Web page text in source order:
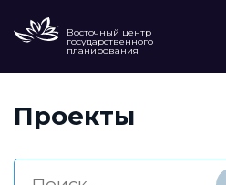
Восточный центр
государственного
планирования
Проекты